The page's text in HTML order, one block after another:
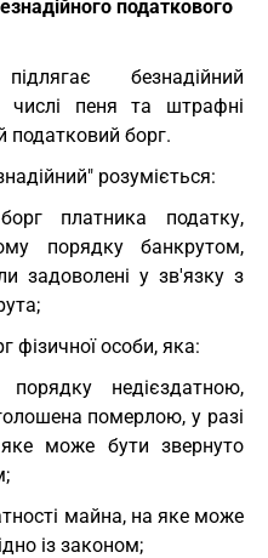
податкового
безнадійний
пеня та штрафні
податковий борг.
розуміється:
платника податку,
порядку банкрутом,
задоволені у зв'язку з
фізичної особи, яка:
недієздатною,
померлою, у разі
може бути звернуто
майна, на яке може
із законом;